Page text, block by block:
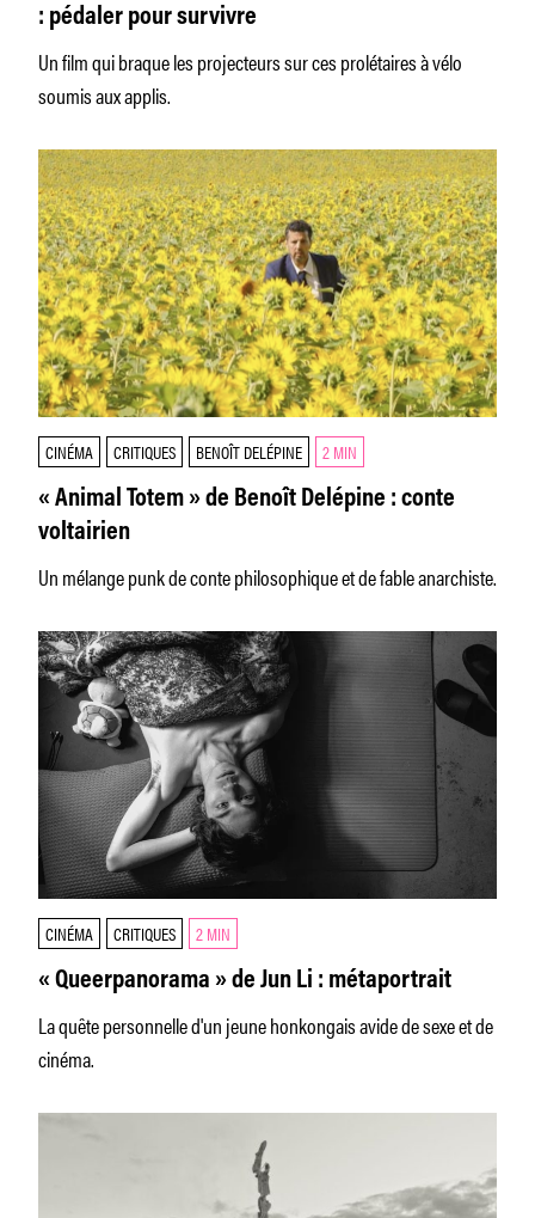
: pédaler pour survivre
Un film qui braque les projecteurs sur ces prolétaires à vélo
soumis aux applis.
CINÉMA CRITIQUES BENOÎT DELÉPINE 2 MIN
« Animal Totem » de Benoît Delépine : conte
voltairien
Un mélange punk de conte philosophique et de fable anarchiste.
CINÉMA CRITIQUES 2 MIN
« Queerpanorama » de Jun Li : métaportrait
La quête personnelle d'un jeune honkongais avide de sexe et de
cinéma.